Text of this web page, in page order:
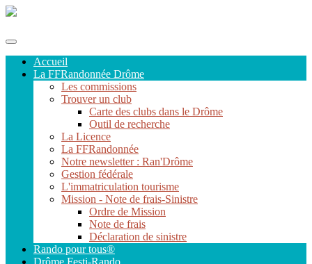
Accueil
La FFRandonnée Drôme
Les commissions
Trouver un club
Carte des clubs dans le Drôme
Outil de recherche
La Licence
La FFRandonnée
Notre newsletter : Ran'Drôme
Gestion fédérale
L'immatriculation tourisme
Mission - Note de frais-Sinistre
Ordre de Mission
Note de frais
Déclaration de sinistre
Rando pour tous®
Drôme Festi-Rando